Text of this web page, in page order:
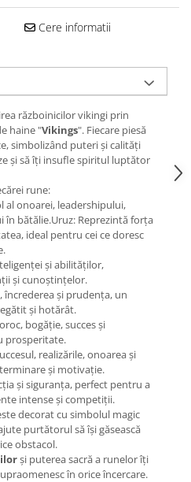
Cere informatii
războinicilor vikingi prin
haine "Vikings". Fiecare piesă
simbolizând puteri și calități
și să îți insufle spiritul luptător
rune:
al onoarei, leadershipului,
în bătălie.Uruz: Reprezintă forța
ideal pentru cei ce doresc
și abilităților,
și cunoștințelor.
încrederea și prudența, un
și hotărât.
bogăție, succes și
prosperitate.
realizările, onoarea și
și motivație.
și siguranța, perfect pentru a
intense și competiții.
decorat cu simbolul magic
purtătorul să își găsească
obstacol.
și puterea sacră a runelor îți
în orice încercare.